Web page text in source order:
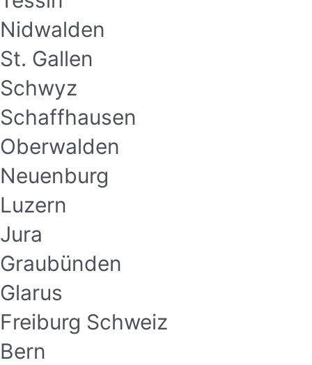
Nidwalden
St. Gallen
Schwyz
Schaffhausen
Oberwalden
Neuenburg
Luzern
Jura
Graubünden
Glarus
Freiburg Schweiz
Bern